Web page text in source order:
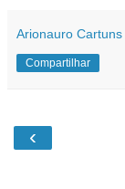
Arionauro Cartuns
Compartilhar
‹